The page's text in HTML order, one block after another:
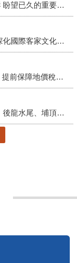
行政院核定西拉雅族為平埔原住民族群 盼望已久的重要時刻到來！8月13日起受理民族成員名冊登記
苗栗客家青少年訪問團前進馬來西亞 深化國際客家文化交流
移轉土地勾選土地現值申報書第14欄，提前保障地價稅節稅權益
苗栗農村綠色照顧成果登上全國舞台！ 後龍水尾、埔頂社區前進2026高齡健康產業博覽會